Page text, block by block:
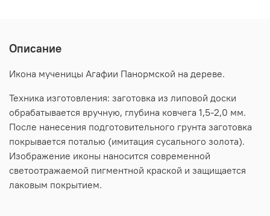
Описание
Икона мученицы Агафии Панормской на дереве.
Техника изготовления: заготовка из липовой доски
обрабатывается вручную, глубина ковчега 1,5-2,0 мм.
После нанесения подготовительного грунта заготовка
покрывается поталью (имитация сусального золота).
Изображение иконы наносится современной
светоотражаемой пигментной краской и защищается
лаковым покрытием.